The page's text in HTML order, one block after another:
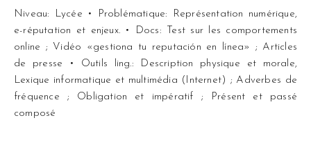
Niveau: Lycée • Problématique: Représentation numérique,
e-réputation et enjeux. • Docs: Test sur les comportements
online ; Vidéo «gestiona tu reputación en línea» ; Articles
de presse • Outils ling.: Description physique et morale,
Lexique informatique et multimédia (Internet) ; Adverbes de
fréquence ; Obligation et impératif ; Présent et passé
composé